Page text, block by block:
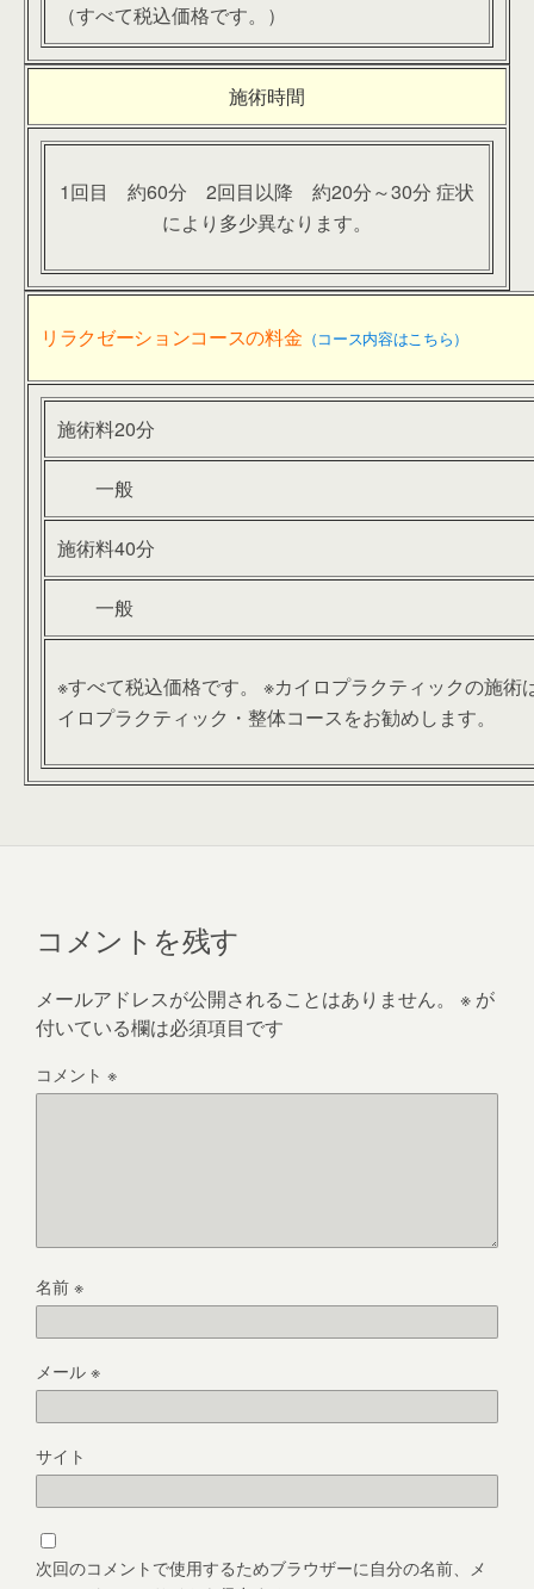
（すべて税込価格です。）
施術時間
1回目 約60分 2回目以降 約20分～30分 症状
により多少異なります。
リラクゼーションコースの料金 （コース内容はこちら）
施術料20分
一般
施術料40分
一般
※すべて税込価格です。 ※カイロプラクティックの施
イロプラクティック・整体コースをお勧めします。
コメントを残す
メールアドレスが公開されることはありません。 ※ が
付いている欄は必須項目です
コメント ※
名前※
メール※
サイト
次回のコメントで使用するためブラウザーに自分の名前、メ